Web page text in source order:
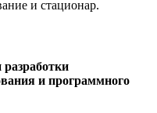
и стационар.
и программного